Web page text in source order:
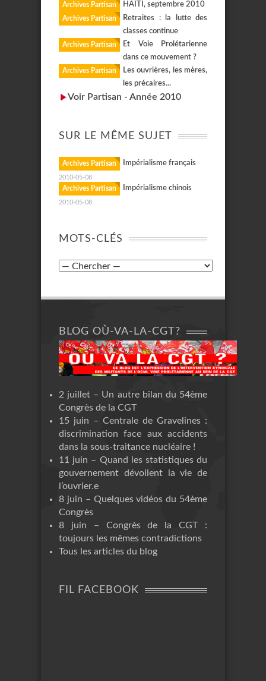
Archives Partisan HAÏTI, septembre 2010
Archives Partisan
Retraites : la lutte des
classes continue
Archives Partisan
Et Voie Prolétarienne
dans ce mouvement ?
Archives Partisan
Les ouvrières, les mères,
les précaires...
Voir Partisan - Année 2010
SUR LE MÊME SUJET
Archives Partisan Impérialisme français
2010-05-08
Archives Partisan Impérialisme chinois
2010-05-08
MOTS-CLÉS
BLOG OÙ-VA-LA-CGT?
2 juillet – Un autre bilan du 54ème
Congrès de la CGT
15 juin – Centrale de Gravelines :
discrimination face aux accidents
dans la sous-traitance nucléaire !
11 juin – Quand les statistiques du
gouvernement dévoilent la vie de
l’ouvrier.e
8 juin – Quelques vidéos du 54ème
Congrès
8 juin – Congrès de la CGT :
toujours les mêmes contradictions
Tous les articles du blog
FIL FACEBOOK